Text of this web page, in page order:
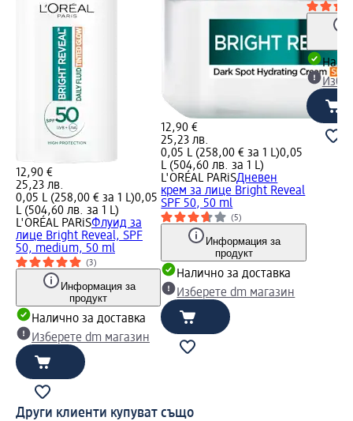
12,90 €
25,23 лв.
0,05 L (258,00 € за 1 L)0,05
L (504,60 лв. за 1 L)
L'ORÉAL PARiSФлуид за
лице Bright Reveal, SPF
50, medium, 50 ml
(3)
Информация за
продукт
Налично за доставка
Изберете dm магазин
12,90 €
25,23 лв.
0,05 L (258,00 € за 1 L)0,05
L (504,60 лв. за 1 L)
L'ORÉAL PARiSДневен
крем за лице Bright Reveal
SPF 50, 50 ml
(5)
Информация за
продукт
Налично за доставка
Изберете dm магазин
Други клиенти купуват също